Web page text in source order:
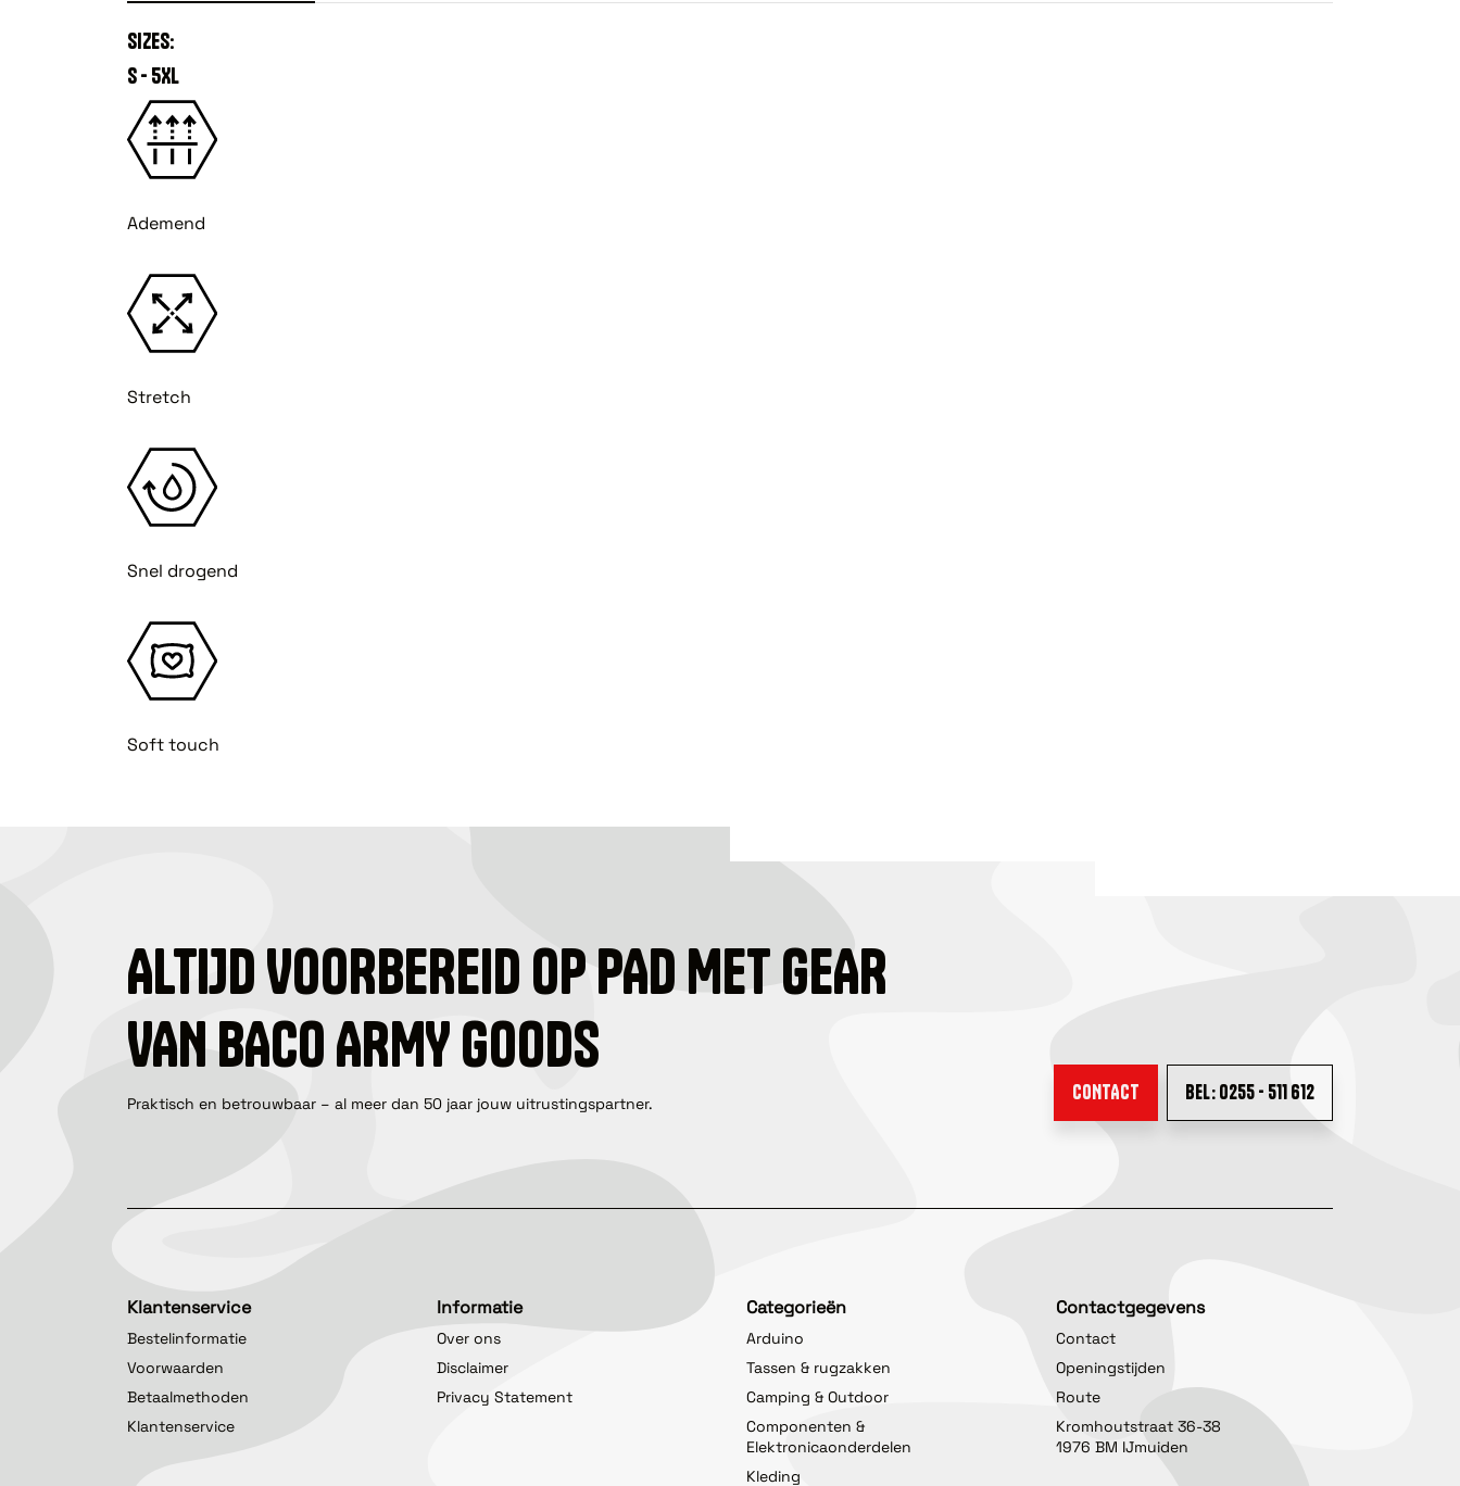
SIZES:
S - 5XL
Ademend
Stretch
Snel drogend
Soft touch
ALTIJD VOORBEREID OP PAD MET GEAR
VAN BACO ARMY GOODS
Praktisch en betrouwbaar – al meer dan 50 jaar jouw uitrustingspartner. CONTACT BEL: 0255 - 511 612
Klantenservice
Bestelinformatie
Voorwaarden
Betaalmethoden
Klantenservice
Informatie
Over ons
Disclaimer
Privacy Statement
Categorieën
Arduino
Tassen & rugzakken
Camping & Outdoor
Componenten &
Elektronicaonderdelen
Kleding
Contactgegevens
Contact
Openingstijden
Route
Kromhoutstraat 36-38
1976 BM IJmuiden